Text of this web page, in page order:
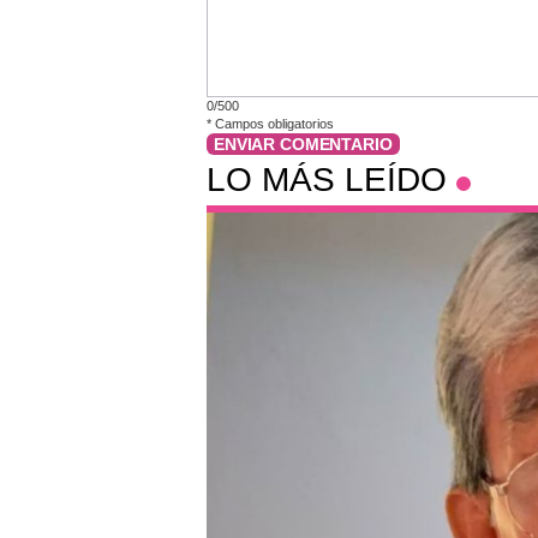
0/500
* Campos obligatorios
ENVIAR COMENTARIO
LO MÁS LEÍDO